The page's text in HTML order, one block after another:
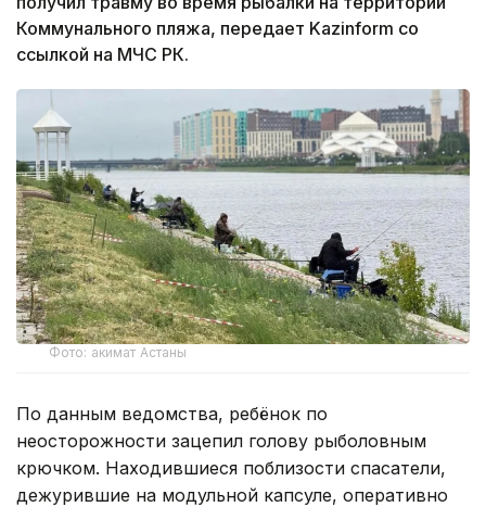
Коммунального пляжа, передает Kazinform со
ссылкой на МЧС РК.
Фото: акимат Астаны
По данным ведомства, ребёнок по
неосторожности зацепил голову рыболовным
крючком. Находившиеся поблизости спасатели,
дежурившие на модульной капсуле, оперативно